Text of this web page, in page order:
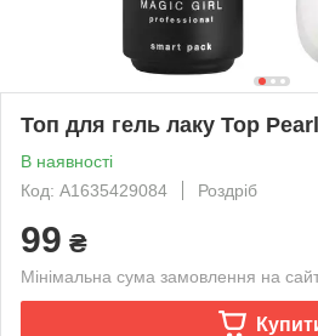
Топ для гель лаку Top
В наявності
Код: A1635429084
Роздріб
99 ₴
Мінімальна сума замовлення на